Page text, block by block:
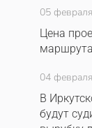
05
Цена
04
В
будут